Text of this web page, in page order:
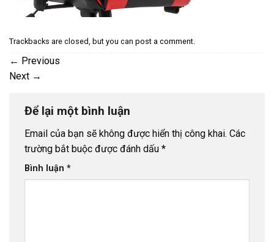
Trackbacks are closed, but you can post a comment.
← Previous
Next →
Để lại một bình luận
Email của bạn sẽ không được hiển thị công khai. Các
trường bắt buộc được đánh dấu *
Bình luận *